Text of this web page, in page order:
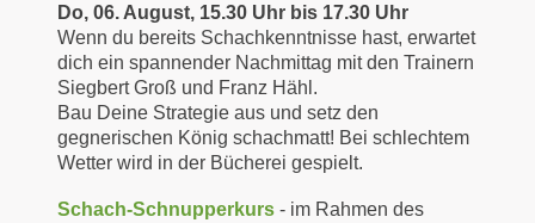
Do, 06. August, 15.30 Uhr bis 17.30 Uhr
Wenn du bereits Schachkenntnisse hast, erwartet
dich ein spannender Nachmittag mit den Trainern
Siegbert Groß und Franz Hähl.
Bau Deine Strategie aus und setz den
gegnerischen König schachmatt! Bei schlechtem
Wetter wird in der Bücherei gespielt.
Schach-Schnupperkurs - im Rahmen des